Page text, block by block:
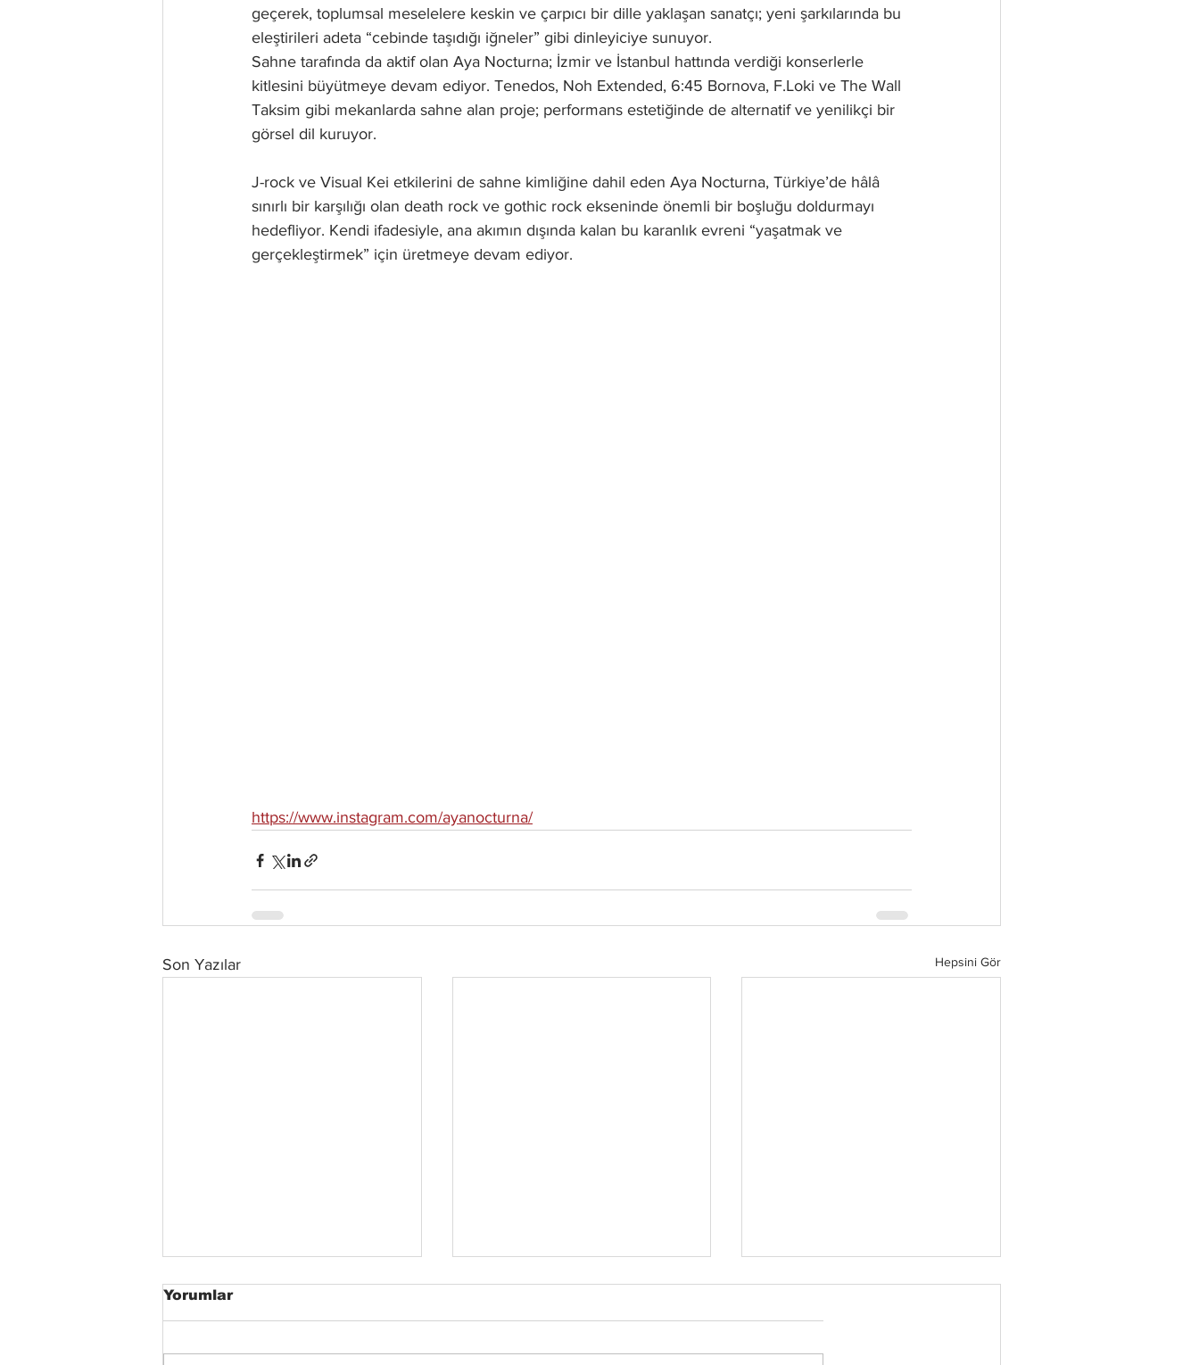
geçerek, toplumsal meselelere keskin ve çarpıcı bir dille yaklaşan sanatçı; yeni şarkılarında bu
eleştirileri adeta “cebinde taşıdığı iğneler” gibi dinleyiciye sunuyor.
Sahne tarafında da aktif olan Aya Nocturna; İzmir ve İstanbul hattında verdiği konserlerle
kitlesini büyütmeye devam ediyor. Tenedos, Noh Extended, 6:45 Bornova, F.Loki ve The Wall
Taksim gibi mekanlarda sahne alan proje; performans estetiğinde de alternatif ve yenilikçi bir
görsel dil kuruyor.
J-rock ve Visual Kei etkilerini de sahne kimliğine dahil eden Aya Nocturna, Türkiye’de hâlâ
sınırlı bir karşılığı olan death rock ve gothic rock ekseninde önemli bir boşluğu doldurmayı
hedefliyor. Kendi ifadesiyle, ana akımın dışında kalan bu karanlık evreni “yaşatmak ve
gerçekleştirmek” için üretmeye devam ediyor.
https://www.instagram.com/ayanocturna/
Son Yazılar Hepsini Gör
Yorumlar